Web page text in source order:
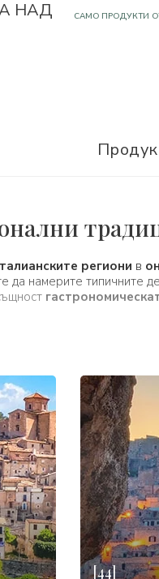
региони в
намерите типичните
[44]
НАД OЩЕ 900